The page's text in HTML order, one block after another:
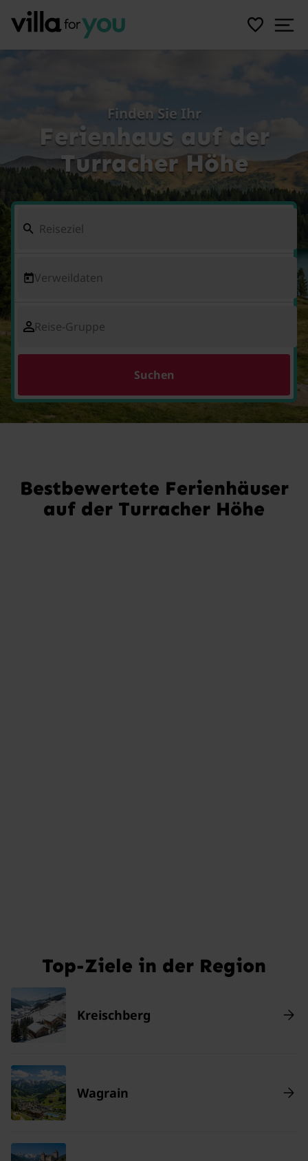
Finden Sie Ihr
Ferienhaus auf der
Turracher Höhe
Verweildaten
Reise-Gruppe
Suchen
Bestbewertete Ferienhäuser
auf der Turracher Höhe
Top-Ziele in der Region
Kreischberg
Wagrain